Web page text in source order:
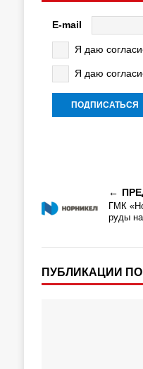
E-mail
Я даю
Я даю
ГМК
руды
ПУБЛИКАЦИИ